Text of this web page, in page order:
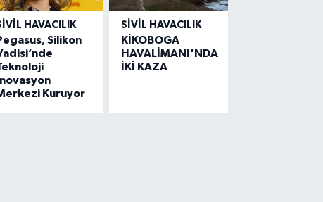
HAVACILIK
Silikon
İnovasyon
Kuruyor
SIVIL HAVACILIK
KİKOBOGA
HAVALİMANI'NDA
İKİ KAZA